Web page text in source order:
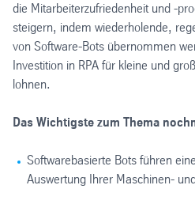
die Mitarbeiterzufriedenheit und -
steigern, indem wiederholende,
von Software-Bots übernommen
Investition in RPA für kleine und
lohnen.
Das Wichtigste zum Thema
Softwarebasierte Bots führen
Auswertung Ihrer Maschinen-